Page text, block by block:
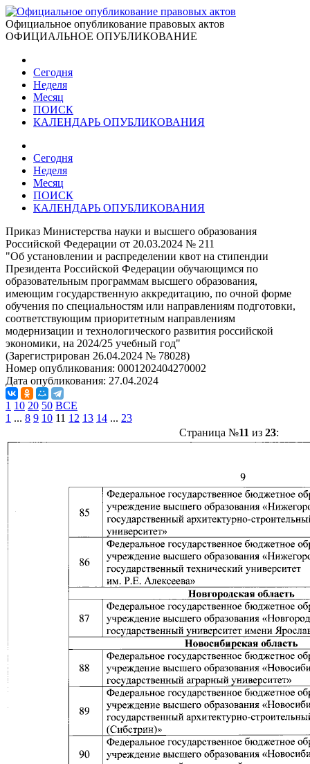
Официальное опубликование правовых актов
ОФИЦИАЛЬНОЕ ОПУБЛИКОВАНИЕ
Сегодня
Неделя
Месяц
ПОИСК
КАЛЕНДАРЬ ОПУБЛИКОВАНИЯ
Сегодня
Неделя
Месяц
ПОИСК
КАЛЕНДАРЬ ОПУБЛИКОВАНИЯ
Приказ Министерства науки и высшего образования
Российской Федерации от 20.03.2024 № 211
"Об установлении и распределении квот на стипендии
Президента Российской Федерации обучающимся по
образовательным программам высшего образования,
имеющим государственную аккредитацию, по очной форме
обучения по специальностям или направлениям подготовки,
соответствующим приоритетным направлениям
модернизации и технологического развития российской
экономики, на 2024/25 учебный год"
(Зарегистрирован 26.04.2024 № 78028)
Номер опубликования: 0001202404270002
Дата опубликования: 27.04.2024
1 10 20 50 ВСЕ
1 ... 8 9 10 11 12 13 14 ... 23
Страница №11 из 23: